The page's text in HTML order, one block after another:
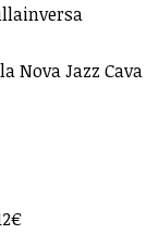
la Nova Jazz Cava